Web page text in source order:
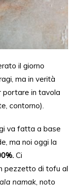
il giorno
ma in verità
portare in tavola
contorno).
va fatta a base
ma noi oggi la
Ci
pezzetto di tofu al
namak , noto